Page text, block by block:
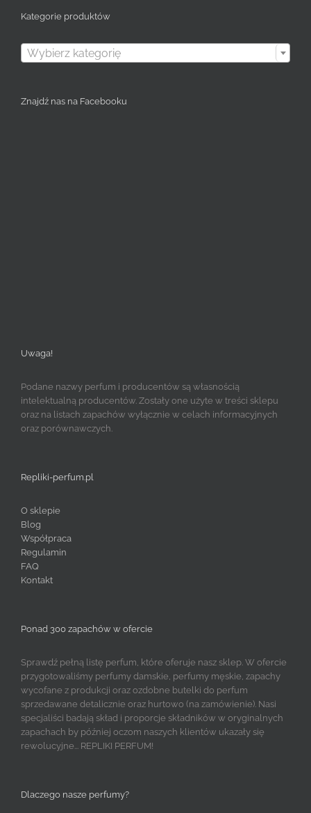
Kategorie produktów
Wybierz kategorię
Znajdź nas na Facebooku
Uwaga!
Podane nazwy perfum i producentów są własnością
intelektualną producentów. Zostały one użyte w treści sklepu
oraz na listach zapachów wyłącznie w celach informacyjnych
oraz porównawczych.
Repliki-perfum.pl
O sklepie
Blog
Współpraca
Regulamin
FAQ
Kontakt
Ponad 300 zapachów w ofercie
Sprawdź pełną listę perfum, które oferuje nasz sklep. W ofercie
przygotowaliśmy perfumy damskie, perfumy męskie, zapachy
wycofane z produkcji oraz ozdobne butelki do perfum
sprzedawane detalicznie oraz hurtowo (na zamówienie). Nasi
specjaliści badają skład i proporcje składników w oryginalnych
zapachach by później oczom naszych klientów ukazały się
rewolucyjne... REPLIKI PERFUM!
Dlaczego nasze perfumy?